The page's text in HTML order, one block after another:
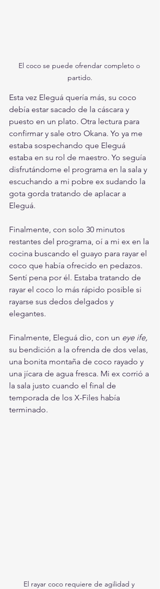
El coco se puede ofrendar completo o
partido.
Esta vez Eleguá quería más, su coco
debía estar sacado de la cáscara y
puesto en un plato. Otra lectura para
confirmar y sale otro Okana. Yo ya me
estaba sospechando que Eleguá
estaba en su rol de maestro. Yo seguía
disfrutándome el programa en la sala y
escuchando a mi pobre ex sudando la
gota gorda tratando de aplacar a
Eleguá.
Finalmente, con solo 30 minutos
restantes del programa, oí a mi ex en la
cocina buscando el guayo para rayar el
coco que había ofrecido en pedazos.
Sentí pena por él. Estaba tratando de
rayar el coco lo más rápido posible si
rayarse sus dedos delgados y
elegantes.
Finalmente, Eleguá dio, con un eye ife,
su bendición a la ofrenda de dos velas,
una bonita montaña de coco rayado y
una jícara de agua fresca. Mi ex corrió a
la sala justo cuando el final de
temporada de los X-Files había
terminado.
El rayar coco requiere de agilidad y